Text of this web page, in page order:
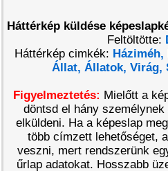
Háttérkép küldése
Feltöltötte:
Háttérkép cimkék: Háziméh,
Állat, Állatok, Virág,
Figyelmeztetés: Mielőtt a
döntsd el hány
elküldeni. Ha a képeslap
több címzett lehetőséget,
veszni, mert rendszerünk
űrlap adatokat. Hosszabb